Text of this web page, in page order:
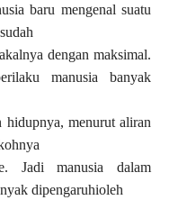
baru mengenal suatu
dengan maksimal.
manusia banyak
hidupnya, menurut aliran
Jadi manusia dalam
dipengaruhioleh